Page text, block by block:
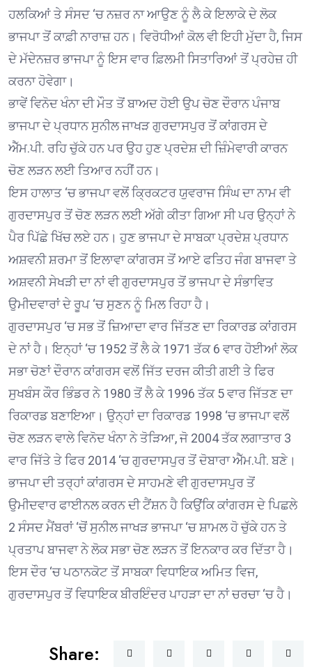
ਹਲਕਿਆਂ ਤੇ ਸੰਸਦ ‘ਚ ਨਜ਼ਰ ਨਾ ਆਉਣ ਨੂੰ ਲੈ ਕੇ ਇਲਾਕੇ ਦੇ ਲੋਕ
ਭਾਜਪਾ ਤੋਂ ਕਾਫ਼ੀ ਨਾਰਾਜ਼ ਹਨ। ਵਿਰੋਧੀਆਂ ਕੋਲ ਵੀ ਇਹੀ ਮੁੱਦਾ ਹੈ, ਜਿਸ
ਦੇ ਮੱਦੇਨਜ਼ਰ ਭਾਜਪਾ ਨੂੰ ਇਸ ਵਾਰ ਫ਼ਿਲਮੀ ਸਿਤਾਰਿਆਂ ਤੋਂ ਪ੍ਰਹੇਜ਼ ਹੀ
ਕਰਨਾ ਹੋਵੇਗਾ।
ਭਾਵੇਂ ਵਿਨੋਦ ਖੰਨਾ ਦੀ ਮੌਤ ਤੋਂ ਬਾਅਦ ਹੋਈ ਉਪ ਚੋਣ ਦੌਰਾਨ ਪੰਜਾਬ
ਭਾਜਪਾ ਦੇ ਪ੍ਰਧਾਨ ਸੁਨੀਲ ਜਾਖੜ ਗੁਰਦਾਸਪੁਰ ਤੋਂ ਕਾਂਗਰਸ ਦੇ
ਐੱਮ.ਪੀ. ਰਹਿ ਚੁੱਕੇ ਹਨ ਪਰ ਉਹ ਹੁਣ ਪ੍ਰਦੇਸ਼ ਦੀ ਜ਼ਿੰਮੇਵਾਰੀ ਕਾਰਨ
ਚੋਣ ਲੜਨ ਲਈ ਤਿਆਰ ਨਹੀਂ ਹਨ।
ਇਸ ਹਾਲਾਤ ‘ਚ ਭਾਜਪਾ ਵਲੋਂ ਕ੍ਰਿਕਟਰ ਯੁਵਰਾਜ ਸਿੰਘ ਦਾ ਨਾਮ ਵੀ
ਗੁਰਦਾਸਪੁਰ ਤੋਂ ਚੋਣ ਲੜਨ ਲਈ ਅੱਗੇ ਕੀਤਾ ਗਿਆ ਸੀ ਪਰ ਉਨ੍ਹਾਂ ਨੇ
ਪੈਰ ਪਿੱਛੇ ਖਿੱਚ ਲਏ ਹਨ। ਹੁਣ ਭਾਜਪਾ ਦੇ ਸਾਬਕਾ ਪ੍ਰਦੇਸ਼ ਪ੍ਰਧਾਨ
ਅਸ਼ਵਨੀ ਸ਼ਰਮਾ ਤੋਂ ਇਲਾਵਾ ਕਾਂਗਰਸ ਤੋਂ ਆਏ ਫਤਿਹ ਜੰਗ ਬਾਜਵਾ ਤੇ
ਅਸ਼ਵਨੀ ਸੇਖੜੀ ਦਾ ਨਾਂ ਵੀ ਗੁਰਦਾਸਪੁਰ ਤੋਂ ਭਾਜਪਾ ਦੇ ਸੰਭਾਵਿਤ
ਉਮੀਦਵਾਰਾਂ ਦੇ ਰੂਪ ‘ਚ ਸੁਣਨ ਨੂੰ ਮਿਲ ਰਿਹਾ ਹੈ।
ਗੁਰਦਾਸਪੁਰ ‘ਚ ਸਭ ਤੋਂ ਜ਼ਿਆਦਾ ਵਾਰ ਜਿੱਤਣ ਦਾ ਰਿਕਾਰਡ ਕਾਂਗਰਸ
ਦੇ ਨਾਂ ਹੈ। ਇਨ੍ਹਾਂ ‘ਚ 1952 ਤੋਂ ਲੈ ਕੇ 1971 ਤੱਕ 6 ਵਾਰ ਹੋਈਆਂ ਲੋਕ
ਸਭਾ ਚੋਣਾਂ ਦੌਰਾਨ ਕਾਂਗਰਸ ਵਲੋਂ ਜਿੱਤ ਦਰਜ ਕੀਤੀ ਗਈ ਤੇ ਫਿਰ
ਸੁਖਬੰਸ ਕੌਰ ਭਿੰਡਰ ਨੇ 1980 ਤੋਂ ਲੈ ਕੇ 1996 ਤੱਕ 5 ਵਾਰ ਜਿੱਤਣ ਦਾ
ਰਿਕਾਰਡ ਬਣਾਇਆ। ਉਨ੍ਹਾਂ ਦਾ ਰਿਕਾਰਡ 1998 ‘ਚ ਭਾਜਪਾ ਵਲੋਂ
ਚੋਣ ਲੜਨ ਵਾਲੇ ਵਿਨੋਦ ਖੰਨਾ ਨੇ ਤੋੜਿਆ, ਜੋ 2004 ਤੱਕ ਲਗਾਤਾਰ 3
ਵਾਰ ਜਿੱਤੇ ਤੇ ਫਿਰ 2014 ‘ਚ ਗੁਰਦਾਸਪੁਰ ਤੋਂ ਦੋਬਾਰਾ ਐੱਮ.ਪੀ. ਬਣੇ।
ਭਾਜਪਾ ਦੀ ਤਰ੍ਹਾਂ ਕਾਂਗਰਸ ਦੇ ਸਾਹਮਣੇ ਵੀ ਗੁਰਦਾਸਪੁਰ ਤੋਂ
ਉਮੀਦਵਾਰ ਫਾਈਨਲ ਕਰਨ ਦੀ ਟੈਂਸ਼ਨ ਹੈ ਕਿਉਂਕਿ ਕਾਂਗਰਸ ਦੇ ਪਿਛਲੇ
2 ਸੰਸਦ ਮੈਂਬਰਾਂ ‘ਚੋਂ ਸੁਨੀਲ ਜਾਖੜ ਭਾਜਪਾ ‘ਚ ਸ਼ਾਮਲ ਹੋ ਚੁੱਕੇ ਹਨ ਤੇ
ਪ੍ਰਤਾਪ ਬਾਜਵਾ ਨੇ ਲੋਕ ਸਭਾ ਚੋਣ ਲੜਨ ਤੋਂ ਇਨਕਾਰ ਕਰ ਦਿੱਤਾ ਹੈ।
ਇਸ ਦੌਰ ‘ਚ ਪਠਾਨਕੋਟ ਤੋਂ ਸਾਬਕਾ ਵਿਧਾਇਕ ਅਮਿਤ ਵਿਜ,
ਗੁਰਦਾਸਪੁਰ ਤੋਂ ਵਿਧਾਇਕ ਬੀਰਇੰਦਰ ਪਾਹੜਾ ਦਾ ਨਾਂ ਚਰਚਾ ‘ਚ ਹੈ।
Share: